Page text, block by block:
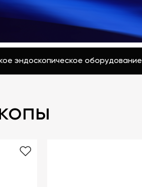
эндоскопическое оборудование